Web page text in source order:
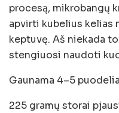
procesą, mikrobangų
apvirti kubelius kelias
keptuvę. Aš niekada
stengiuosi naudoti
Gaunama 4–5
225 gramų storai